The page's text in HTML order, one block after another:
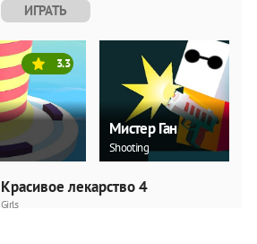
ИГРАТЬ
3.3
Мистер Ган
Shooting
Красивое лекарство 4
Girls